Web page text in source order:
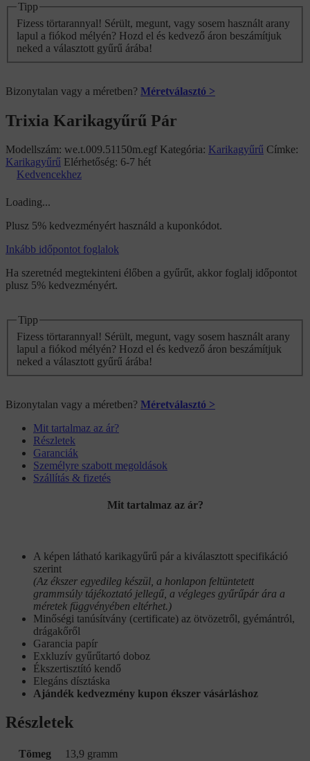
Tipp
Fizess törtarannyal! Sérült, megunt, vagy sosem használt arany
lapul a fiókod mélyén? Hozd el és kedvező áron beszámítjuk
neked a választott gyűrű árába!
Bizonytalan vagy a méretben? Méretválasztó >
Trixia Karikagyűrű Pár
Modellszám: we.t.009.51150m.egf Kategória: Karikagyűrű Címke:
Karikagyűrű Elérhetőség: 6-7 hét
Kedvencekhez
Loading...
Plusz 5% kedvezményért használd a kuponkódot.
Inkább időpontot foglalok
Ha szeretnéd megtekinteni élőben a gyűrűt, akkor foglalj időpontot
plusz 5% kedvezményért.
Tipp
Fizess törtarannyal! Sérült, megunt, vagy sosem használt arany
lapul a fiókod mélyén? Hozd el és kedvező áron beszámítjuk
neked a választott gyűrű árába!
Bizonytalan vagy a méretben? Méretválasztó >
Mit tartalmaz az ár?
Részletek
Garanciák
Személyre szabott megoldások
Szállítás & fizetés
Mit tartalmaz az ár?
A képen látható karikagyűrű pár a kiválasztott specifikáció
szerint
(Az ékszer egyedileg készül, a honlapon feltüntetett
grammsúly tájékoztató jellegű, a végleges gyűrűpár ára a
méretek függvényében eltérhet.)
Minőségi tanúsítvány (certificate) az ötvözetről, gyémántról,
drágakőről
Garancia papír
Exkluzív gyűrűtartó doboz
Ékszertisztító kendő
Elegáns dísztáska
Ajándék kedvezmény kupon ékszer vásárláshoz
Részletek
Tömeg 13,9 gramm